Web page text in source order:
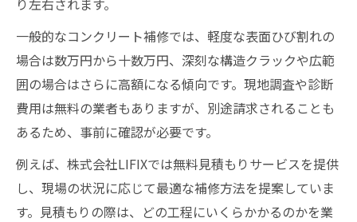
一般的なコンクリート補修では、軽度な表面ひび割れの
場合は数万円から十数万円、深刻な構造クラックや広範
囲の場合はさらに高額になる傾向です。現地調査や診断
費用は無料の業者もありますが、別途請求されることも
あるため、事前に確認が必要です。
例えば、株式会社LIFIXでは無料見積もりサービスを提供
し、現場の状況に応じて最適な補修方法を提案していま
す。見積もりの際は、どの工程にいくらかかるのかを業